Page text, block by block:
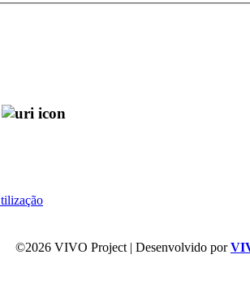
©2026 VIVO Project | Desenvolvido por